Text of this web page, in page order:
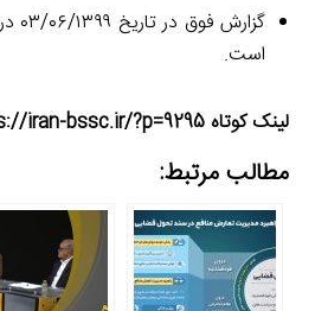
گزارش فوق در تاریخ ۰۳/۰۶/۱۳۹۹ در
است.
لینک کوتاه https://iran-bssc.ir/?p=9295
مطالب مرتبط: